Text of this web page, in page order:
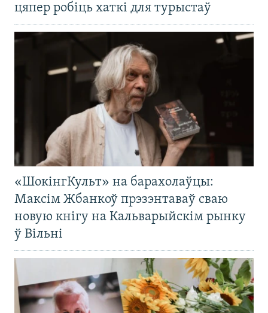
цяпер робіць хаткі для турыстаў
«ШокінгКульт» на барахолаўцы:
Максім Жбанкоў прэзэнтаваў сваю
новую кнігу на Кальварыйскім рынку
ў Вільні